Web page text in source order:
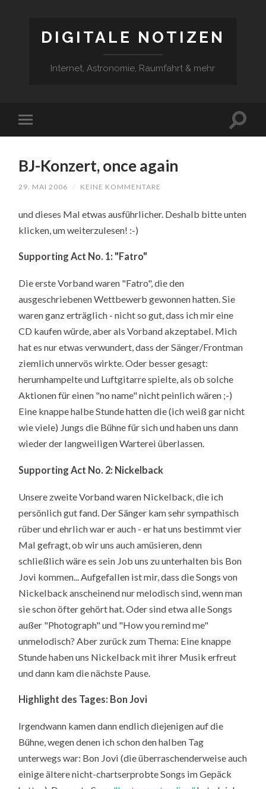
DIGITALE NOTIZEN
Internet, Astronomie, Raumfahrt & mehr
BJ-Konzert, once again
29. MAI 2006 / KEINE KOMMENTARE
und dieses Mal etwas ausführlicher. Deshalb bitte unten
klicken, um weiterzulesen! :-)
Supporting Act No. 1: "Fatro"
Die erste Vorband waren "Fatro", die den
ausgeschriebenen Wettbewerb gewonnen hatten. Sie
waren ganz erträglich - nicht so gut, dass ich mir eine
CD kaufen würde, aber als Vorband akzeptabel. Mich
hat es nur etwas verwundert, dass der Sänger/Frontman
ziemlich unnervös wirkte. Oder besser gesagt:
herumhampelte und Luftgitarre spielte, als ob solche
Aktionen für einen "no name" nicht peinlich wären ;-)
Eine knappe halbe Stunde hatten die (ich weiß gar nicht
wie viele) Jungs die Bühne für sich und haben uns dann
wieder der langweiligen Warterei überlassen.
Supporting Act No. 2: Nickelback
Unsere zweite Vorband waren Nickelback, die ich
persönlich gut fand. Der Sänger kam sehr sympathisch
rüber und ehrlich war er auch - er hat uns bestimmt vier
Mal gefragt, ob wir uns auch amüsieren, denn
schließlich wäre es sein Job uns zu unterhalten bis Bon
Jovi kommen... Aufgefallen ist mir, dass die Songs von
Nickelback anscheinend nur melodisch sind, wenn man
sie schon öfter gehört hat. Oder sind etwa alle Songs
außer "Photograph" und "How you remind me"
unmelodisch? Aber zurück zum Thema: Eine knappe
Stunde haben uns Nickelback mit ihrer Musik erfreut
und dann kam die nächste Pause.
Highlight des Tages: Bon Jovi
Irgendwann kamen dann endlich diejenigen auf die
Bühne, wegen denen ich schon den halben Tag
unterwegs war: Bon Jovi (die überraschenderweise auch
einige ältere nicht-chartserprobte Songs im Gepäck